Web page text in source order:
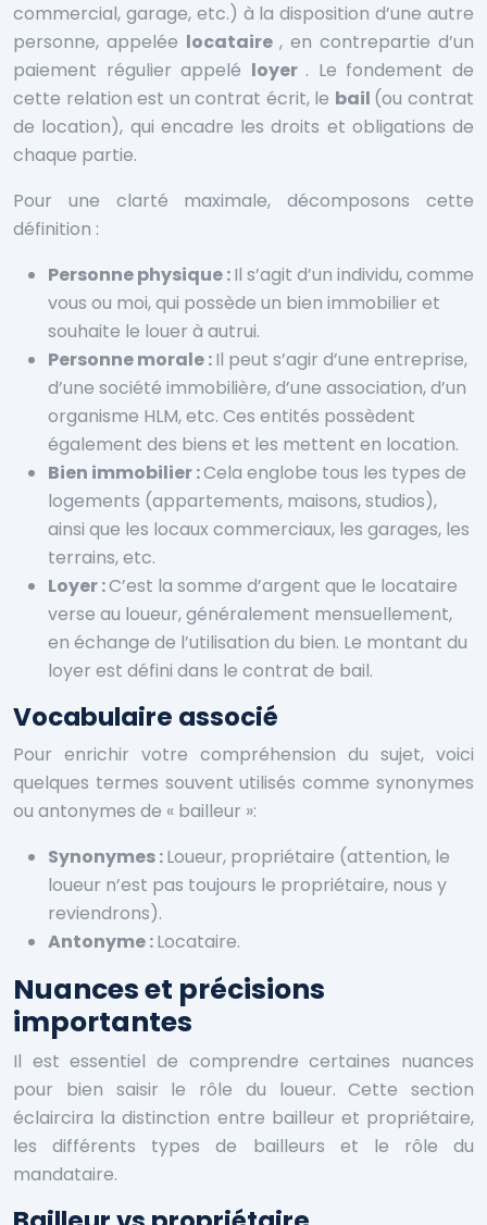
commercial, garage, etc.) à la disposition d’une autre
personne, appelée locataire , en contrepartie d’un
paiement régulier appelé loyer . Le fondement de
cette relation est un contrat écrit, le bail (ou contrat
de location), qui encadre les droits et obligations de
chaque partie.
Pour une clarté maximale, décomposons cette
définition :
Personne physique :Il s’agit d’un individu, comme
vous ou moi, qui possède un bien immobilier et
souhaite le louer à autrui.
Personne morale :Il peut s’agir d’une entreprise,
d’une société immobilière, d’une association, d’un
organisme HLM, etc. Ces entités possèdent
également des biens et les mettent en location.
Bien immobilier :Cela englobe tous les types de
logements (appartements, maisons, studios),
ainsi que les locaux commerciaux, les garages, les
terrains, etc.
Loyer :C’est la somme d’argent que le locataire
verse au loueur, généralement mensuellement,
en échange de l’utilisation du bien. Le montant du
loyer est défini dans le contrat de bail.
Vocabulaire associé
Pour enrichir votre compréhension du sujet, voici
quelques termes souvent utilisés comme synonymes
ou antonymes de « bailleur »:
Synonymes :Loueur, propriétaire (attention, le
loueur n’est pas toujours le propriétaire, nous y
reviendrons).
Antonyme :Locataire.
Nuances et précisions
importantes
Il est essentiel de comprendre certaines nuances
pour bien saisir le rôle du loueur. Cette section
éclaircira la distinction entre bailleur et propriétaire,
les différents types de bailleurs et le rôle du
mandataire.